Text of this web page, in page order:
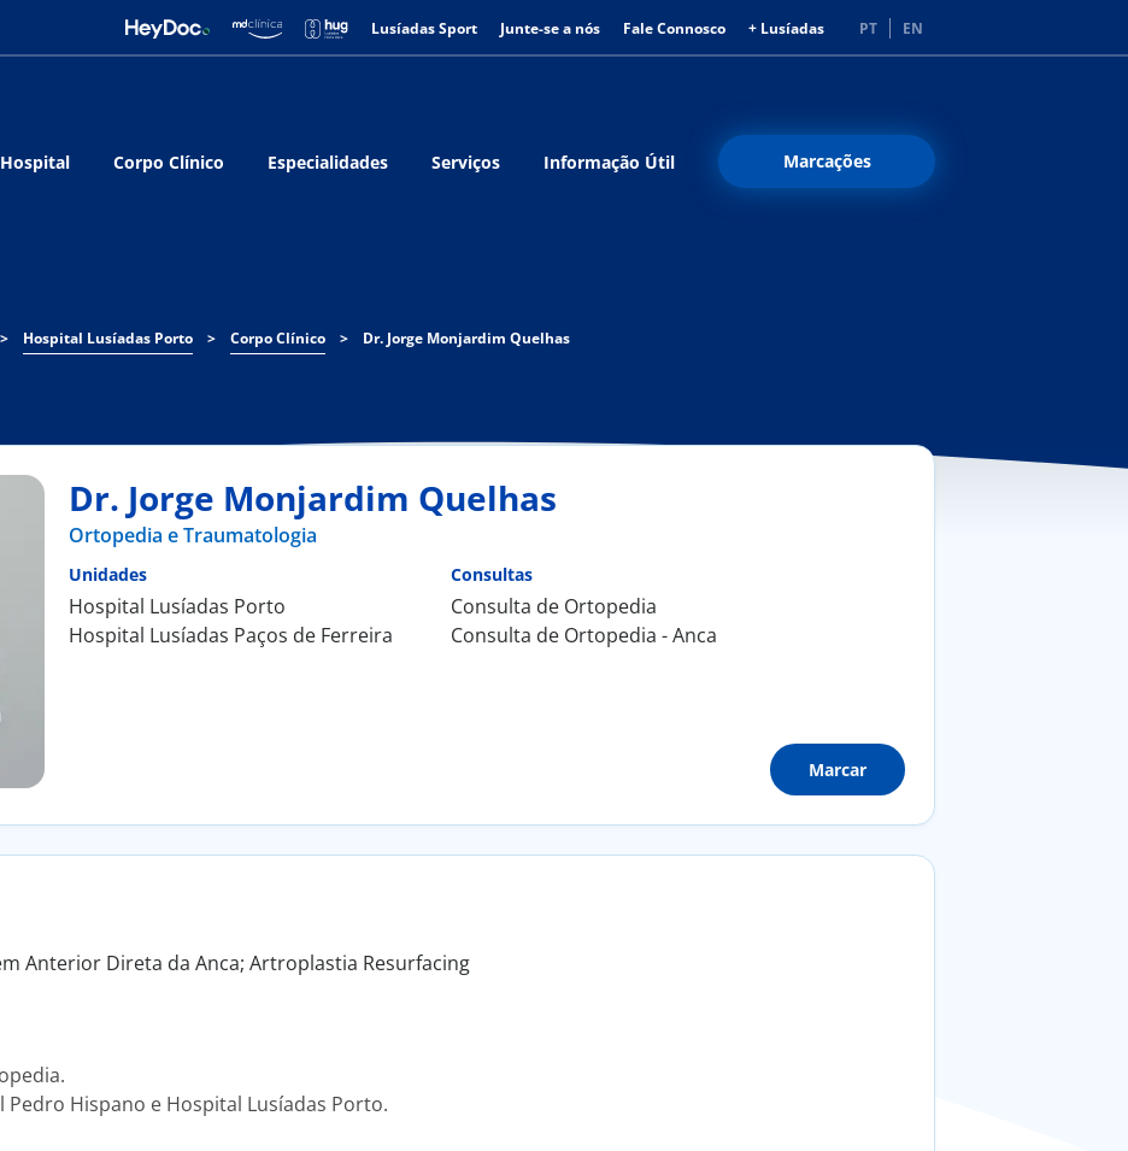
Lusíadas Sport Junte-se a nós Fale Connosco + Lusíadas PT EN
Corpo Clínico Especialidades Serviços Informação Útil Marcações
> Hospital Lusíadas Porto > Corpo Clínico > Dr. Jorge Monjardim Quelhas
Dr. Jorge Monjardim Quelhas
Ortopedia e Traumatologia
Unidades
Hospital Lusíadas Porto
Hospital Lusíadas Paços de Ferreira
Consultas
Consulta de Ortopedia
Consulta de Ortopedia - Anca
Marcar
Anterior Direta da Anca; Artroplastia Resurfacing
Hispano e Hospital Lusíadas Porto.